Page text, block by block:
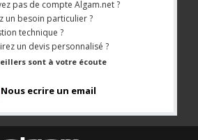
pas de compte Algam.net ?
un besoin particulier ?
technique ?
un devis personnalisé ?
sont à votre écoute
Nous ecrire un email